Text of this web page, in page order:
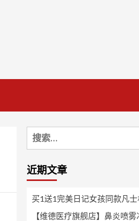
搜
索：
近期文章
买1送1完美日记女孩同款凡
【维德医疗旗舰店】鼻炎喷